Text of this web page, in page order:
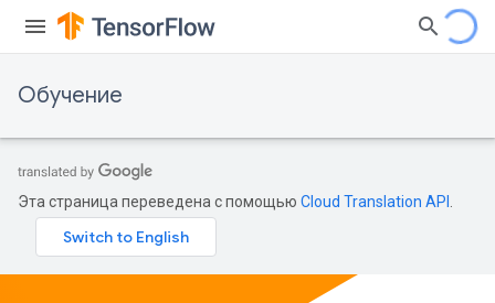
Обучение
Эта страница переведена с помощью Cloud Translation API